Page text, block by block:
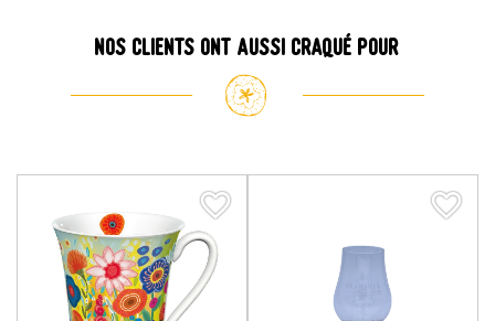
Nos clients ont aussi craqué pour
favorite_border
favorite_border favorite_border
favorite_border